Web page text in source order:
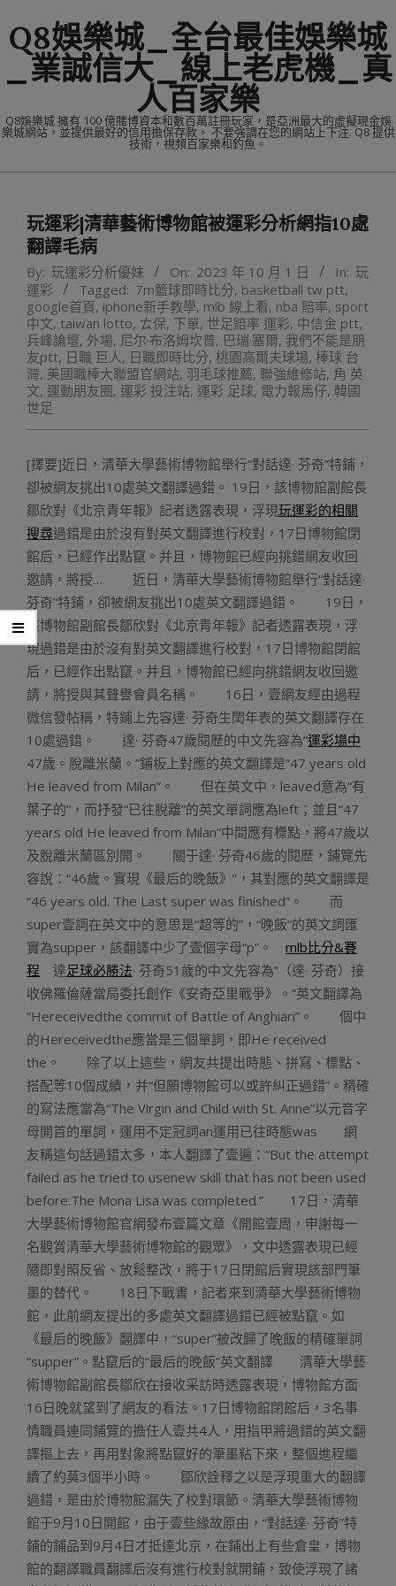
to
content
Q8娛樂城_全台最佳娛樂城
_業誠信大_線上老虎機_真
人百家樂
Q8娛樂城 擁有 100 億賭博資本和數百萬註冊玩家，是亞洲最大的虛擬現金娛
樂城網站，並提供最好的信用擔保存款。 不要強調在您的網站上下注. Q8 提供
技術，視頻百家樂和釣魚。
Menu玩運彩|清華藝術博物館被運彩分析網指10處
翻譯毛病
By: 玩運彩分析優妹 On: 2023 年 10 月 1 日 In: 玩
運彩
Tagged: 7m籃球即時比分, basketball tw ptt,
google首頁, iphone新手教學, mlb 線上看, nba 賠率, sport
中文, taiwan lotto, ㄊ保, 下單, 世足賠率 運彩, 中信金 ptt,
兵峰論壇, 外場, 尼尔·布洛姆坎普, 巴瑞·塞爾, 我們不能是朋
友ptt, 日職 巨人, 日職即時比分, 桃園高爾夫球場, 棒球 台
灣, 美國職棒大聯盟官網站, 羽毛球推薦, 聯強維修站, 角 英
文, 運動朋友圈, 運彩 投注站, 運彩 足球, 電力報馬仔, 韓國
世足
[擇要]近日，清華大學藝術博物館舉行“對話達· 芬奇”特鋪，
卻被網友挑出10處英文翻譯過錯。 19日，該博物館副館長
鄒欣對《北京青年報》記者透露表現，浮現玩運彩的相關
搜尋過錯是由於沒有對英文翻譯進行校對，17日博物館閉
館后，已經作出點竄。并且，博物館已經向挑錯網友收回
邀請，將授… 近日，清華大學藝術博物館舉行“對話達·
芬奇”特鋪，卻被網友挑出10處英文翻譯過錯。 19日，
該博物館副館長鄒欣對《北京青年報》記者透露表現，浮
現過錯是由於沒有對英文翻譯進行校對，17日博物館閉館
后，已經作出點竄。并且，博物館已經向挑錯網友收回邀
請，將授與其聲譽會員名稱。 16日，壹網友經由過程
微信發帖稱，特鋪上先容達· 芬奇生閏年表的英文翻譯存在
10處過錯。 達· 芬奇47歲閱歷的中文先容為“運彩場中
47歲。脫離米蘭。”鋪板上對應的英文翻譯是“47 years old
He leaved from Milan”。 但在英文中，leaved意為“有
葉子的”，而抒發“已往脫離”的英文單詞應為left；並且“47
years old He leaved from Milan”中間應有標點，將47歲以
及脫離米蘭區別開。 關于達· 芬奇46歲的閱歷，鋪覽先
容說：“46歲。實現《最后的晚飯》”，其對應的英文翻譯是
“46 years old. The Last super was finished”。 而
super壹詞在英文中的意思是“超等的”，“晚飯”的英文詞匯
實為supper，該翻譯中少了壹個字母“p”。 mlb比分&賽
程 達足球必勝法· 芬奇51歲的中文先容為“（達· 芬奇）接
收佛羅倫薩當局委托創作《安奇亞里戰爭》。”英文翻譯為
“Hereceivedthe commit of Battle of Anghiari”。 個中
的Hereceivedthe應當是三個單詞，即He received
the。 除了以上這些，網友共提出時態、拼寫、標點、
搭配等10個成績，并“但願博物館可以或許糾正過錯”。精確
的寫法應當為“The Virgin and Child with St. Anne”以元音字
母開首的單詞，運用不定冠詞an運用已往時態was 網
友稱這句話過錯太多，本人翻譯了壹遍：“But the attempt
failed as he tried to usenew skill that has not been used
before.The Mona Lisa was completed.” 17日，清華
大學藝術博物館官網發布壹篇文章《開館壹周，申謝每一
名觀賞清華大學藝術博物館的觀眾》，文中透露表現已經
隨即對照反省、放鬆整改，將于17日閉館后實現該部門筆
墨的替代。 18日下戰書，記者來到清華大學藝術博物
館，此前網友提出的多處英文翻譯過錯已經被點竄。如
《最后的晚飯》翻譯中，“super”被改歸了晚飯的精確單詞
“supper”。點竄后的“最后的晚飯”英文翻譯 清華大學藝
術博物館副館長鄒欣在接收采訪時透露表現，博物館方面
16日晚就望到了網友的看法。17日博物館閉館后，3名事
情職員連同鋪覽的擔任人壹共4人，用指甲將過錯的英文翻
譯摳上去，再用對象將點竄好的筆墨粘下來，整個進程繼
續了約莫3個半小時。 鄒欣詮釋之以是浮現重大的翻譯
過錯，是由於博物館漏失了校對環節。清華大學藝術博物
館于9月10日開館，由于壹些緣故原由，“對話達· 芬奇”特
鋪的鋪品到9月4日才抵達北京，在鋪出上有些倉皇，博物
館的翻譯職員翻譯后沒有進行校對就開鋪，致使浮現了諸